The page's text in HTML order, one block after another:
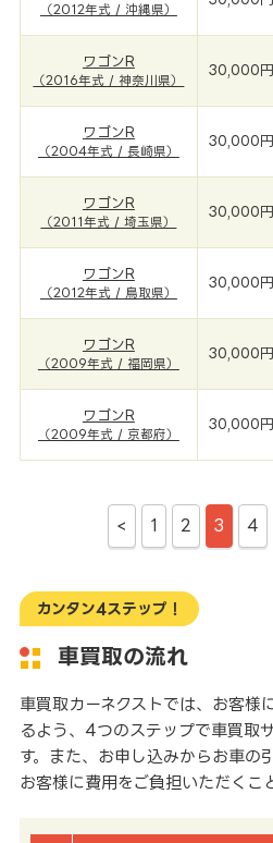
（2012年式 / 沖縄県）
ワゴンR
（2016年式 / 神奈川県）
30,000円
ワゴンR
（2004年式 / 長崎県）
30,000円
ワゴンR
（2011年式 / 埼玉県）
30,000円
ワゴンR
（2012年式 / 鳥取県）
30,000円
ワゴンR
（2009年式 / 福岡県）
30,000円
ワゴンR
（2009年式 / 京都府）
30,000円
< 1 2 3 4
カンタン4ステップ！
車買取の流れ
車買取カーネクストでは、お客様
るよう、4つのステップで車買取
す。また、お申し込みからお車の
お客様に費用をご負担いただくこ